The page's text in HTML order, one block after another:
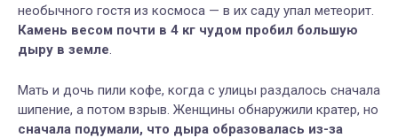
необычного гостя из космоса — в их саду упал метеорит.
Камень весом почти в 4 кг чудом пробил большую
дыру в земле.
Мать и дочь пили кофе, когда с улицы раздалось сначала
шипение, а потом взрыв. Женщины обнаружили кратер, но
сначала подумали, что дыра образовалась из-за